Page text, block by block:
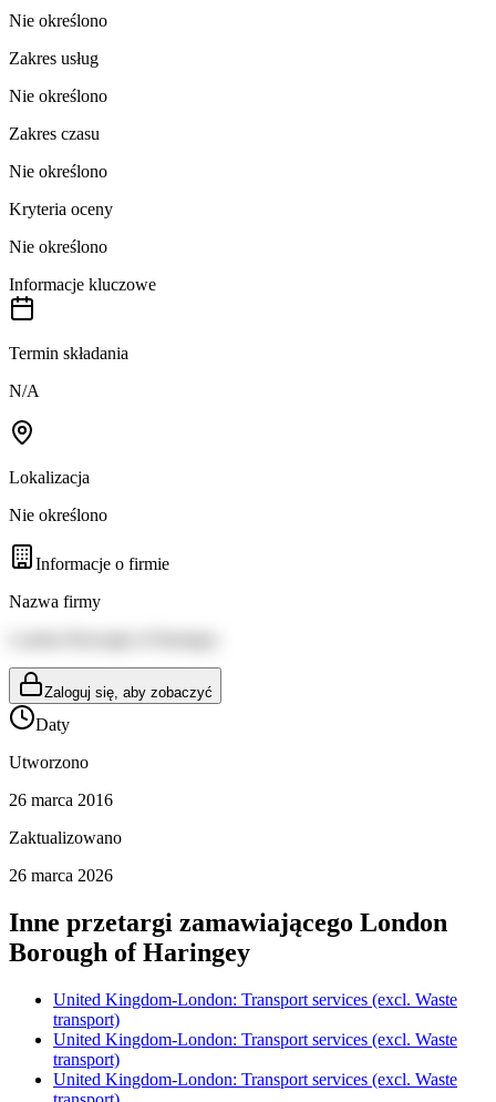
Nie określono
Zakres usług
Nie określono
Zakres czasu
Nie określono
Kryteria oceny
Nie określono
Informacje kluczowe
Termin składania
N/A
Lokalizacja
Nie określono
Informacje o firmie
Nazwa firmy
Zaloguj się, aby zobaczyć
Daty
Utworzono
26 marca 2016
Zaktualizowano
26 marca 2026
Inne przetargi zamawiającego London
Borough of Haringey
United Kingdom-London: Transport services (excl. Waste
transport)
United Kingdom-London: Transport services (excl. Waste
transport)
United Kingdom-London: Transport services (excl. Waste